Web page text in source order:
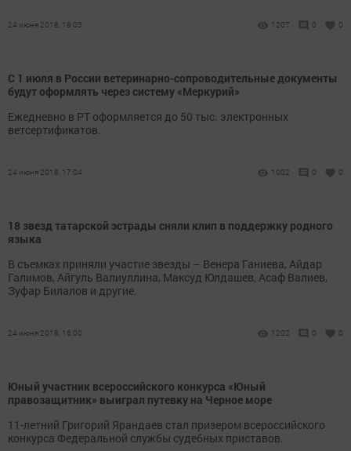
24 июня 2018, 18:03 1207 0 0
С 1 июля в России ветеринарно-сопроводительные документы
будут оформлять через систему «Меркурий»
Ежедневно в РТ оформляется до 50 тыс. электронных
ветсертификатов.
24 июня 2018, 17:04 1002 0 0
18 звезд татарской эстрады сняли клип в поддержку родного
языка
В съемках приняли участие звезды – Венера Ганиева, Айдар
Галимов, Айгуль Валиуллина, Максуд Юлдашев, Асаф Валиев,
Зуфар Билалов и другие.
24 июня 2018, 16:00 1202 0 0
Юный участник всероссийского конкурса «Юный
правозащитник» выиграл путевку на Черное море
11-летний Григорий Ярандаев стал призером всероссийского
конкурса Федеральной службы судебных приставов.